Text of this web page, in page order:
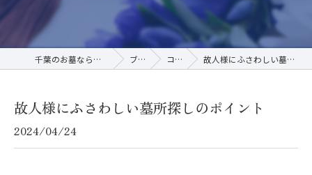
千葉のお墓なら株式会社たくみ ブログ コラム 故人様にふさわしい墓所探しのポイント
故人様にふさわしい墓所探しのポイント
2024/04/24